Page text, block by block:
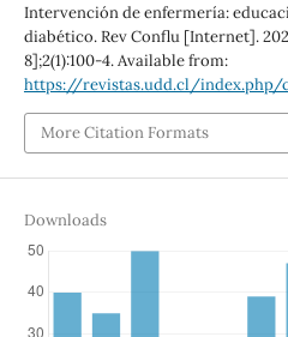
Intervención de enfermería:
diabético. Rev Conflu [Internet].
8];2(1):100-4. Available from:
https://revistas.udd.cl/
More Citation Formats
Downloads